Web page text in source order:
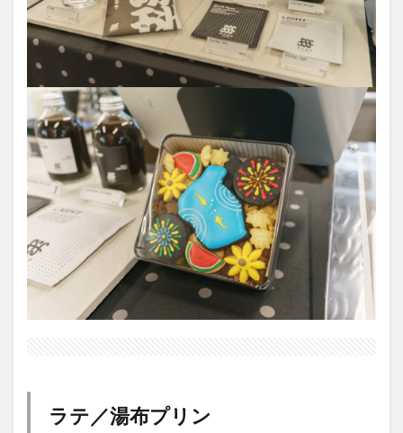
ラテ／湯布プリン